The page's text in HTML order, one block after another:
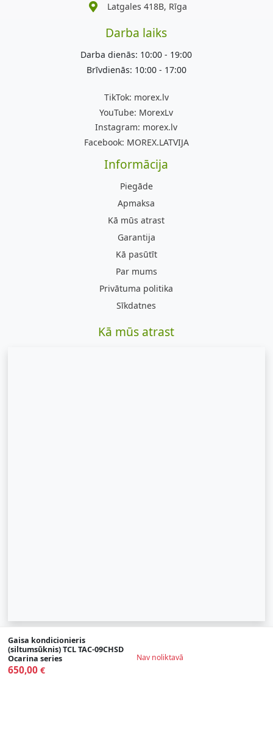
Gaisa kondicionieris
(siltumsūknis) TCL TAC-09CHSD
Ocarina series
650,00€
Nav noliktavā
Latgales 418B, Rīga
Darba laiks
Darba dienās: 10:00 - 19:00
Brīvdienās: 10:00 - 17:00
TikTok: morex.lv
YouTube: MorexLv
Instagram: morex.lv
Facebook: MOREX.LATVIJA
Informācija
Piegāde
Apmaksa
Kā mūs atrast
Garantija
Kā pasūtīt
Par mums
Privātuma politika
Sīkdatnes
Kā mūs atrast
© 2007-2026 SIA "Zinva" | Morex.lv